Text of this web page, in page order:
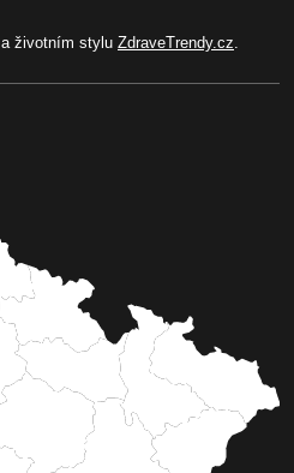
a životním stylu ZdraveTrendy.cz.